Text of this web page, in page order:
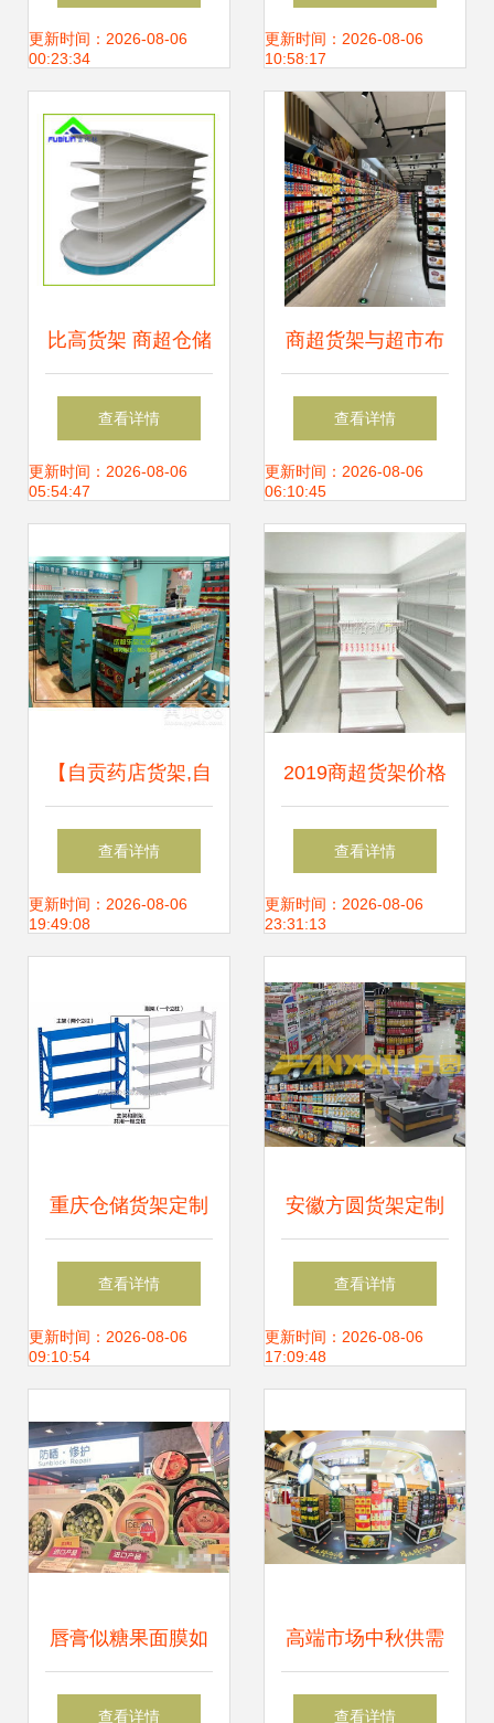
机械网第7页深度
更新时间：2026-08-06
00:23:34
更新时间：2026-08-06
10:58:17
比高货架 商超仓储
主力，空间与效率
的双重提升
查看详情
更新时间：2026-08-06
05:54:47
商超货架与超市布
局设计 如何打造高
效陈列空间
查看详情
更新时间：2026-08-06
06:10:45
【自贡药店货架,自
贡药房展柜,自贡中
药柜定制】-
查看详情
更新时间：2026-08-06
19:49:08
2019商超货架价格
报价指南 批发市场
深度解析与选购建
查看详情
更新时间：2026-08-06
23:31:13
重庆仓储货架定制
从商超展示到家用
储物的全方位解决
查看详情
更新时间：2026-08-06
09:10:54
安徽方圆货架定制
深耕铜陵，专业打
造化妆品与商超货
查看详情
更新时间：2026-08-06
17:09:48
唇膏似糖果面膜如
果汁 化妆品包装像
查看详情
高端市场中秋供需
两旺，百年青啤创
查看详情